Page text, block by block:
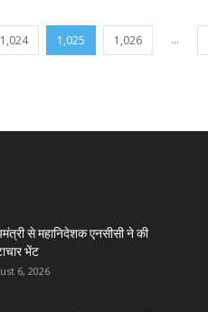
1,024 1,025 1,026 ...
से महानिदेशक एनसीसी ने की
भेंट
6, 2026